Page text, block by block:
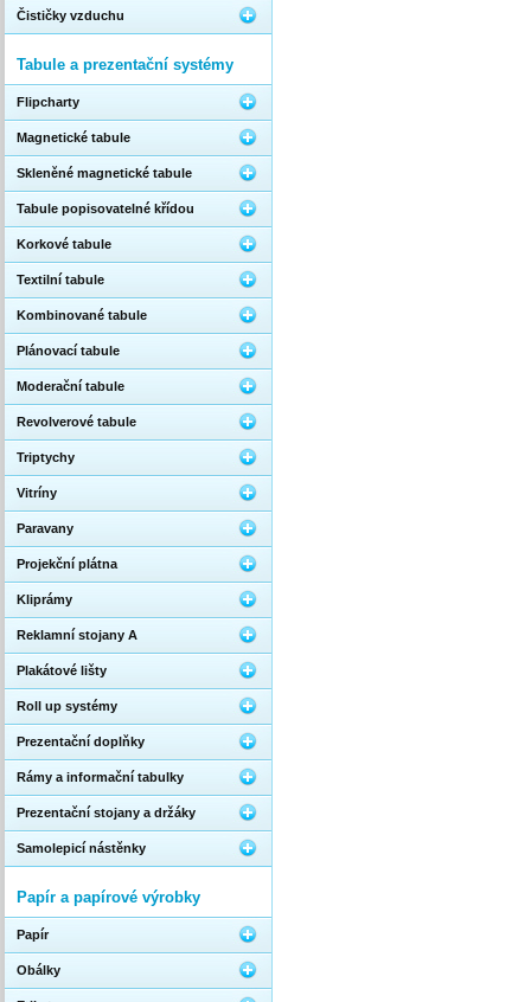
Čističky vzduchu
Tabule a prezentační systémy
Flipcharty
Magnetické tabule
Skleněné magnetické tabule
Tabule popisovatelné křídou
Korkové tabule
Textilní tabule
Kombinované tabule
Plánovací tabule
Moderační tabule
Revolverové tabule
Triptychy
Vitríny
Paravany
Projekční plátna
Kliprámy
Reklamní stojany A
Plakátové lišty
Roll up systémy
Prezentační doplňky
Rámy a informační tabulky
Prezentační stojany a držáky
Samolepicí nástěnky
Papír a papírové výrobky
Papír
Obálky